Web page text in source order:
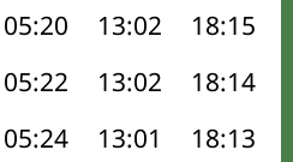
05:20 13:02 18:15
05:22 13:02 18:14
05:24 13:01 18:13